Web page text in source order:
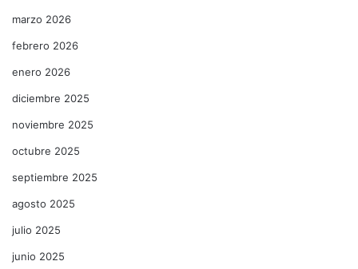
marzo 2026
febrero 2026
enero 2026
diciembre 2025
noviembre 2025
octubre 2025
septiembre 2025
agosto 2025
julio 2025
junio 2025